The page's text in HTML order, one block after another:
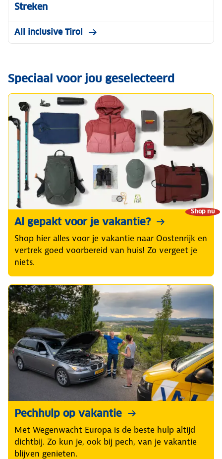
Streken
All inclusive Tirol
Speciaal voor jou geselecteerd
Shop nu
Al gepakt voor je vakantie?
Shop hier alles voor je vakantie naar Oostenrijk en
vertrek goed voorbereid van huis! Zo vergeet je
niets.
Pechhulp op vakantie
Met Wegenwacht Europa is de beste hulp altijd
dichtbij. Zo kun je, ook bij pech, van je vakantie
blijven genieten.